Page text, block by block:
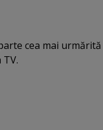
cea mai urmărită